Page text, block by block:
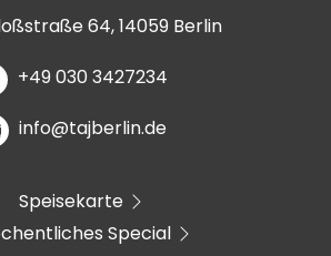
64, 14059 Berlin
+49 030 3427234
info@tajberlin.de
Speisekarte
Special